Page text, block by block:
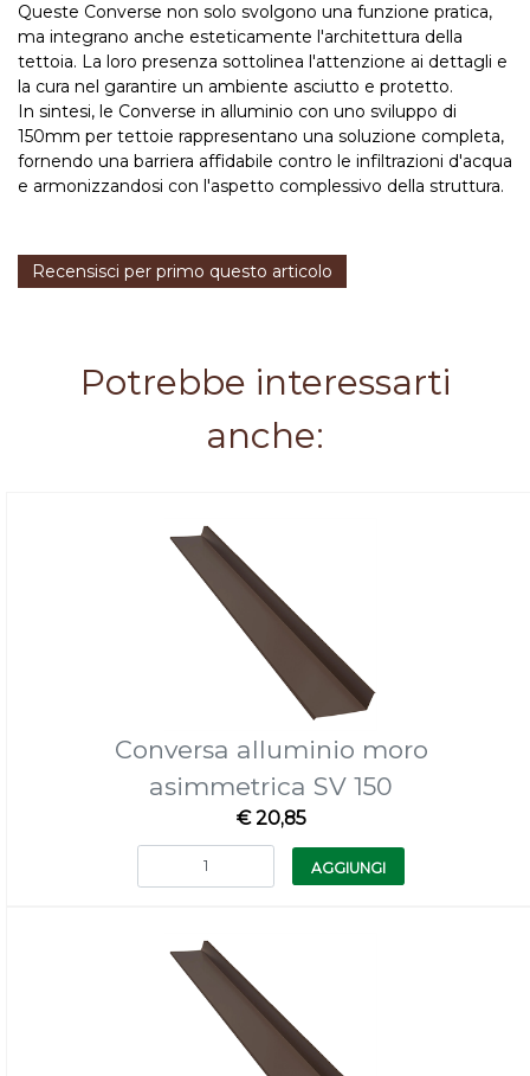
Queste Converse non solo svolgono una funzione pratica,
ma integrano anche esteticamente l'architettura della
tettoia. La loro presenza sottolinea l'attenzione ai dettagli e
la cura nel garantire un ambiente asciutto e protetto.
In sintesi, le Converse in alluminio con uno sviluppo di
150mm per tettoie rappresentano una soluzione completa,
fornendo una barriera affidabile contro le infiltrazioni d'acqua
e armonizzandosi con l'aspetto complessivo della struttura.
Recensisci per primo questo articolo
Potrebbe interessarti
anche:
Conversa alluminio moro
asimmetrica SV 150
€ 20,85
Quantità
AGGIUNGI